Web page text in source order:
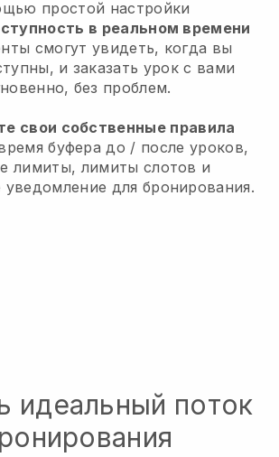
простой настройки
в реальном времени
смогут увидеть, когда вы
и заказать урок с вами
без проблем.
свои собственные правила
буфера до / после уроков,
лимиты, лимиты слотов и
для бронирования.
идеальный поток